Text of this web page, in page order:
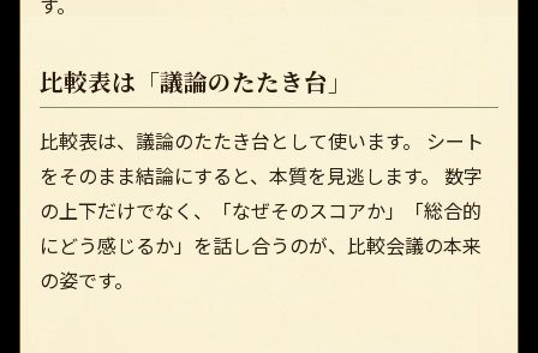
比較表は「議論のたたき台」
比較表は、議論のたたき台として使います。 シート
をそのまま結論にすると、本質を見逃します。 数字
の上下だけでなく、「なぜそのスコアか」「総合的
にどう感じるか」を話し合うのが、比較会議の本来
の姿です。